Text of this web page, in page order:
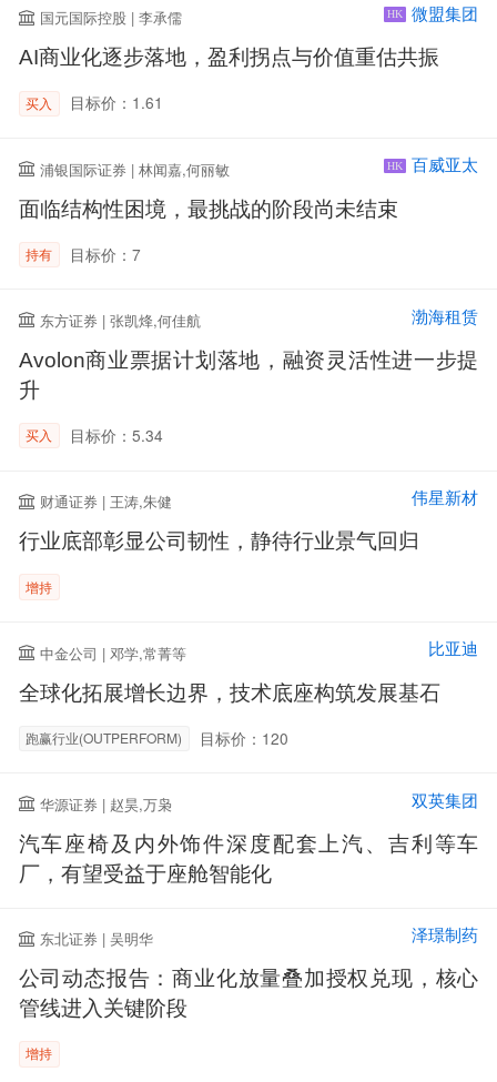
国元国际控股 | 李承儒 HK 微盟集团
AI商业化逐步落地，盈利拐点与价值重估共振
买入 目标价：1.61
浦银国际证券 | 林闻嘉,何丽敏 HK 百威亚太
面临结构性困境，最挑战的阶段尚未结束
持有 目标价：7
东方证券 | 张凯烽,何佳航 渤海租赁
Avolon商业票据计划落地，融资灵活性进一步提
升
买入 目标价：5.34
财通证券 | 王涛,朱健 伟星新材
行业底部彰显公司韧性，静待行业景气回归
增持
中金公司 | 邓学,常菁等 比亚迪
全球化拓展增长边界，技术底座构筑发展基石
跑赢行业(OUTPERFORM) 目标价：120
华源证券 | 赵昊,万枭 双英集团
汽车座椅及内外饰件深度配套上汽、吉利等车
厂，有望受益于座舱智能化
东北证券 | 吴明华 泽璟制药
公司动态报告：商业化放量叠加授权兑现，核心
管线进入关键阶段
增持